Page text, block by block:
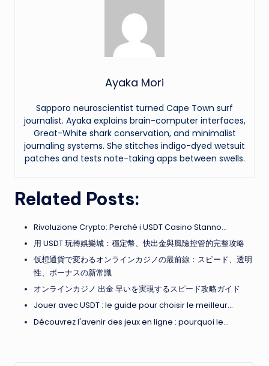
Ayaka Mori
Sapporo neuroscientist turned Cape Town surf
journalist. Ayaka explains brain-computer interfaces,
Great-White shark conservation, and minimalist
journaling systems. She stitches indigo-dyed wetsuit
patches and tests note-taking apps between swells.
Related Posts:
Rivoluzione Crypto: Perché i USDT Casino Stanno…
用 USDT 玩轉娛樂城：穩定幣、快出金與風險控管的完整攻略
仮想通貨で変わるオンラインカジノの最前線：スピード、透明
性、ボーナスの新常識
オンラインカジノ 出金 早いを実現するスピード攻略ガイド
Jouer avec USDT : le guide pour choisir le meilleur…
Découvrez l'avenir des jeux en ligne : pourquoi le…